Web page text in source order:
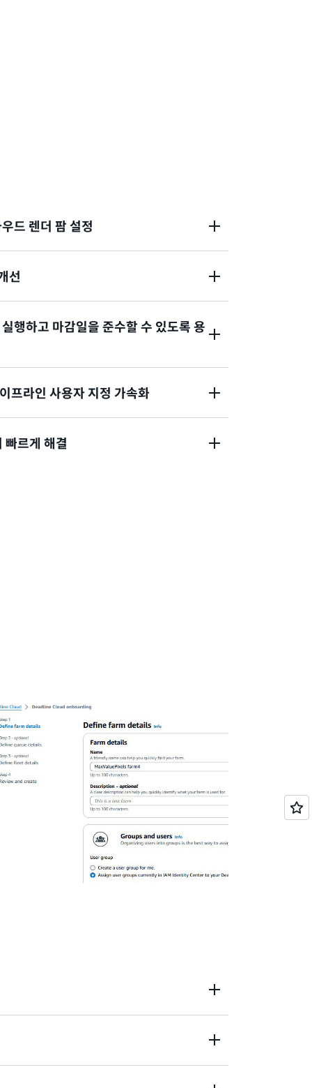
드 렌더 팜 설정
를 몇 개월에서 몇 분으로 단축하는 간단
선
추적을 비롯한 기본 제공 비용 관리 기능을
산을 계획대로 관리할 수 있습니다. 사용량
행하고 마감일을 준수할 수 있도록 용
한 자산을 렌더링하고, 프로덕션 일정을
면 스케일 다운하세요.
프라인 사용자 지정 가속화
Arnold, Autodesk Maya, Foundry Nuke,
빠르게 해결
과 같은 일반적인 문제를 다룹니다.
와 같은 디지털 콘텐츠 제작(DCC)에 대